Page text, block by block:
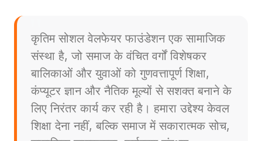
कृतिम सोशल वेलफेयर फाउंडेशन एक सामाजिक
संस्था है, जो समाज के वंचित वर्गों विशेषकर
बालिकाओं और युवाओं को गुणवत्तापूर्ण शिक्षा,
कंप्यूटर ज्ञान और नैतिक मूल्यों से सशक्त बनाने के
लिए निरंतर कार्य कर रही है। हमारा उद्देश्य केवल
शिक्षा देना नहीं, बल्कि समाज में सकारात्मक सोच,